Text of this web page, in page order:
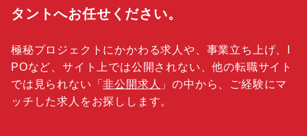
タントへお任せください。
極秘プロジェクトにかかわる求人や、事業立ち上げ、I
POなど、サイト上では公開されない、他の転職サイト
では見られない「非公開求人 」の中から、ご経験にマ
ッチした求人をお探しします。